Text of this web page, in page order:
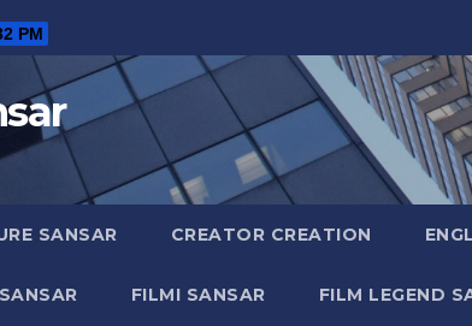
PM
SANSAR CREATOR CREATION
FILMI SANSAR FILM LEGEND